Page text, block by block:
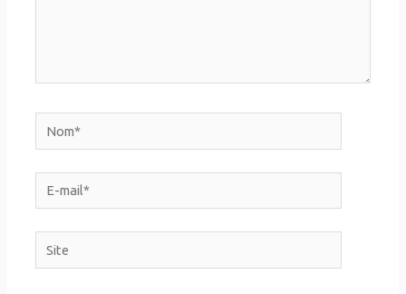
Nom*
E-
mail*
Site